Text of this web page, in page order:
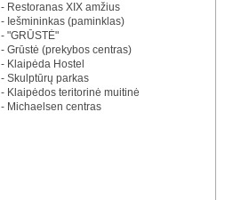
- Restoranas XIX amžius
- Iešmininkas (paminklas)
- "GRŪSTĖ"
- Grūstė (prekybos centras)
- Klaipėda Hostel
- Skulptūrų parkas
- Klaipėdos teritorinė muitinė
- Michaelsen centras